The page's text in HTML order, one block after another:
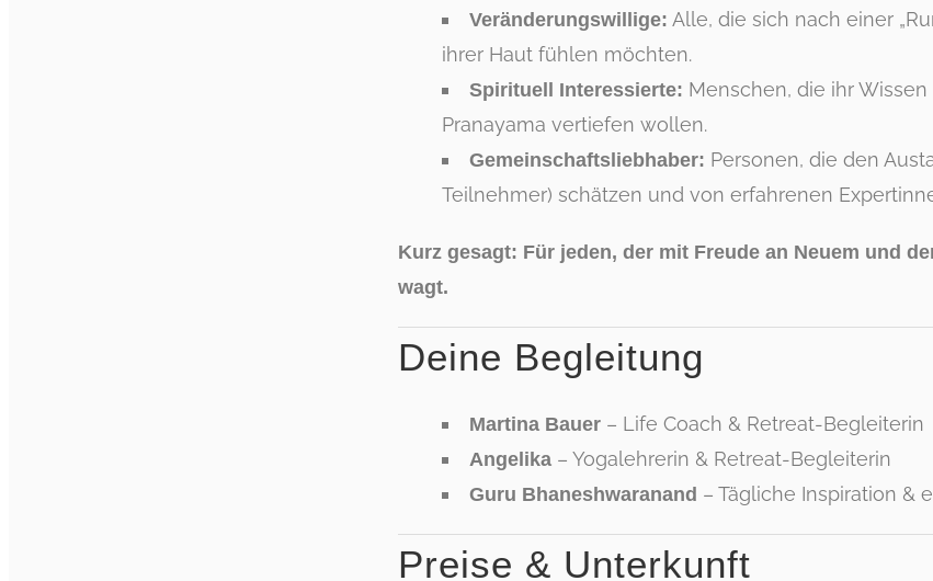
Veränderungswillige: Alle, die sich nach einer
ihrer Haut fühlen möchten.
Spirituell Interessierte: Menschen, die ihr
Pranayama vertiefen wollen.
Gemeinschaftsliebhaber: Personen, die den
Teilnehmer) schätzen und von erfahrenen
Kurz gesagt: Für jeden, der mit Freude an Neuem und
wagt.
Deine Begleitung
Martina Bauer – Life Coach & Retreat-Begleiterin
Angelika – Yogalehrerin & Retreat-Begleiterin
Guru Bhaneshwaranand – Tägliche Inspiration &
Preise & Unterkunft